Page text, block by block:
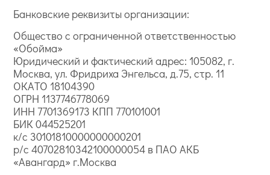
Банковские реквизиты организации:
Общество с ограниченной ответственностью
«Обойма»
Юридический и фактический адрес: 105082, г.
Москва, ул. Фридриха Энгельса, д.75, стр. 11
ОКАТО 18104390
ОГРН 1137746778069
ИНН 7701369173 КПП 770101001
БИК 044525201
к/с 30101810000000000201
р/с 40702810342100000054 в ПАО АКБ
«Авангард» г.Москва